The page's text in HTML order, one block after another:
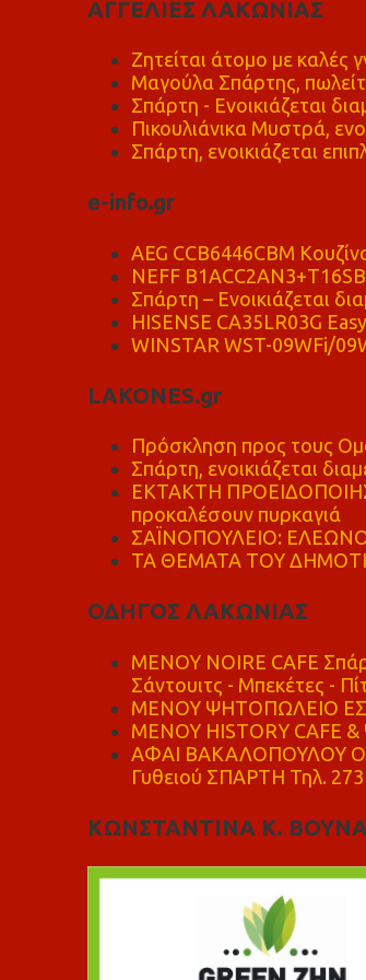
ΑΓΓΕΛΙΕΣ ΛΑΚΩΝΙΑΣ
Ζητείται άτομο με καλές
Μαγούλα Σπάρτης,
Σπάρτη - Ενοικιάζεται
Πικουλιάνικα Μυστρά,
Σπάρτη, ενοικιάζεται
e-info.gr
AEG CCB6446CBM
NEFF
Σπάρτη – Ενοικιάζεται
HISENSE CA35LR03G
WINSTAR WST-09WFi/
LAKONES.gr
Πρόσκληση προς τους
Σπάρτη, ενοικιάζεται
ΕΚΤΑΚΤΗ
προκαλέσουν πυρκαγιά
ΣΑΪΝΟΠΟΥΛΕΙΟ:
ΤΑ ΘΕΜΑΤΑ ΤΟΥ
ΟΔΗΓΟΣ ΛΑΚΩΝΙΑΣ
MENOY NOIRE CAFE
Σάντουιτς - Μπεκέτες -
ΜΕΝΟΥ ΨΗΤΟΠΩΛΕΙΟ
ΜΕΝΟΥ HISTORY CAFE
ΑΦΑΙ ΒΑΚΑΛΟΠΟΥΛΟΥ
Γυθειού ΣΠΑΡΤΗ Τηλ.
ΚΩΝΣΤΑΝΤΙΝΑ Κ.